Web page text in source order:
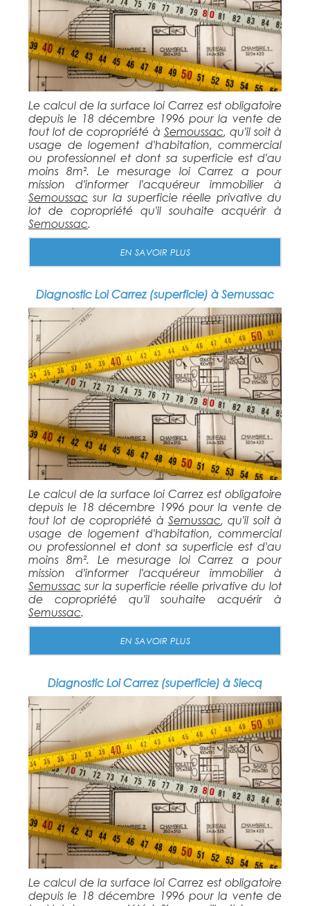
Le calcul de la surface loi Carrez est obligatoire
depuis le 18 décembre 1996 pour la vente de
tout lot de copropriété à Semoussac, qu'il soit à
usage de logement d'habitation, commercial
ou professionnel et dont sa superficie est d'au
moins 8m². Le mesurage loi Carrez a pour
mission d'informer l'acquéreur immobilier à
Semoussac sur la superficie réelle privative du
lot de copropriété qu'il souhaite acquérir à
Semoussac.
EN SAVOIR PLUS
Diagnostic Loi Carrez (superficie) à Semussac
Le calcul de la surface loi Carrez est obligatoire
depuis le 18 décembre 1996 pour la vente de
tout lot de copropriété à Semussac, qu'il soit à
usage de logement d'habitation, commercial
ou professionnel et dont sa superficie est d'au
moins 8m². Le mesurage loi Carrez a pour
mission d'informer l'acquéreur immobilier à
Semussac sur la superficie réelle privative du lot
de copropriété qu'il souhaite acquérir à
Semussac.
EN SAVOIR PLUS
Diagnostic Loi Carrez (superficie) à Siecq
Le calcul de la surface loi Carrez est obligatoire
depuis le 18 décembre 1996 pour la vente de